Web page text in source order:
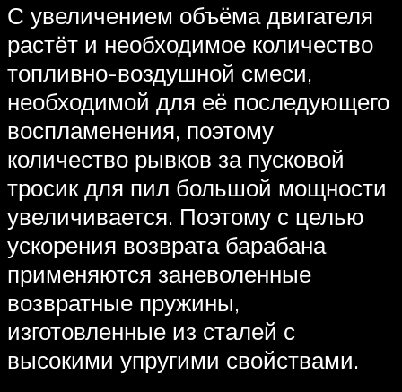
С увеличением объёма двигателя
растёт и необходимое количество
топливно-воздушной смеси,
необходимой для её последующего
воспламенения, поэтому
количество рывков за пусковой
тросик для пил большой мощности
увеличивается. Поэтому с целью
ускорения возврата барабана
применяются заневоленные
возвратные пружины,
изготовленные из сталей с
высокими упругими свойствами.